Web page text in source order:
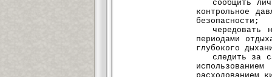
сообщить
контрольное
безопасности;
чередовать
периодами
глубокого
следить за